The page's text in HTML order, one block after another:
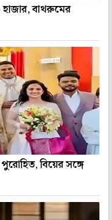
হাজার, বাথরুমের
বিয়ের সঙ্গে